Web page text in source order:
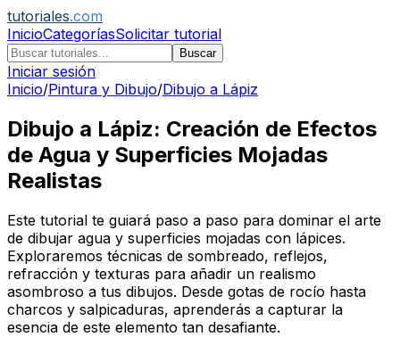
tutoriales.com
InicioCategoríasSolicitar tutorial
Buscar
Iniciar sesión
Inicio/Pintura y Dibujo/Dibujo a Lápiz
Dibujo a Lápiz: Creación de Efectos
de Agua y Superficies Mojadas
Realistas
Este tutorial te guiará paso a paso para dominar el arte
de dibujar agua y superficies mojadas con lápices.
Exploraremos técnicas de sombreado, reflejos,
refracción y texturas para añadir un realismo
asombroso a tus dibujos. Desde gotas de rocío hasta
charcos y salpicaduras, aprenderás a capturar la
esencia de este elemento tan desafiante.